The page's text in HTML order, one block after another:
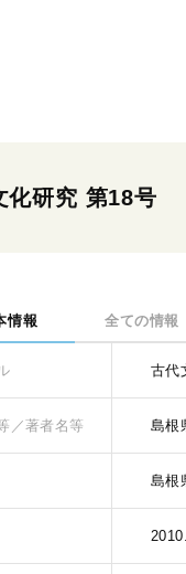
化研究 第18号
情報 全ての情報
古代
／著者名等 島根
島根